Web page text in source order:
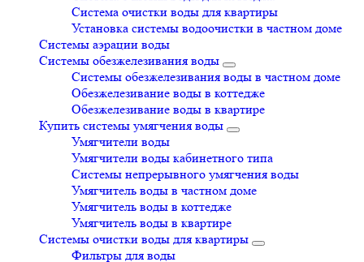
Система очистки воды для квартиры
Установка системы водоочистки в частном доме
Системы аэрации воды
Системы обезжелезивания воды
Системы обезжелезивания воды в частном доме
Обезжелезивание воды в коттедже
Обезжелезивание воды в квартире
Купить системы умягчения воды
Умягчители воды
Умягчители воды кабинетного типа
Системы непрерывного умягчения воды
Умягчитель воды в частном доме
Умягчитель воды в коттедже
Умягчитель воды в квартире
Системы очистки воды для квартиры
Фильтры для воды